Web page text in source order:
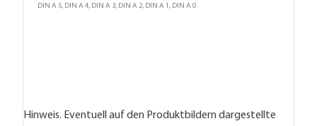
DIN A 5, DIN A 4, DIN A 3, DIN A 2, DIN A 1, DIN A 0
Hinweis. Eventuell auf den Produktbildern dargestellte